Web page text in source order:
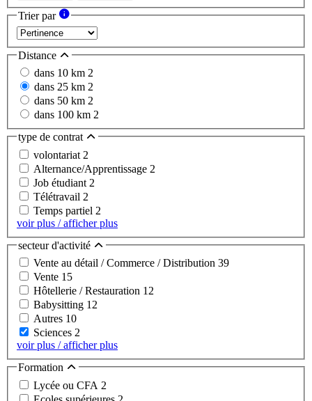
Trier par
Distance
dans 10 km 2
dans 25 km 2
dans 50 km 2
dans 100 km 2
type de contrat
volontariat 2
Alternance/Apprentissage 2
Job étudiant 2
Télétravail 2
Temps partiel 2
voir plus / afficher plus
secteur d'activité
Vente au détail / Commerce / Distribution 39
Vente 15
Hôtellerie / Restauration 12
Babysitting 12
Autres 10
Sciences 2
voir plus / afficher plus
Formation
Lycée ou CFA 2